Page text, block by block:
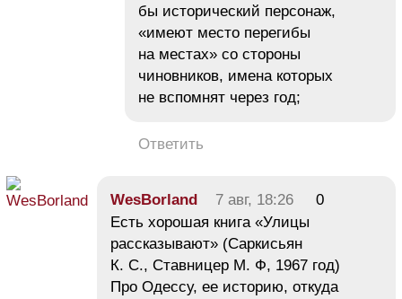
бы исторический персонаж,
«имеют место перегибы
на местах» со стороны
чиновников, имена которых
не вспомнят через год;
Ответить
WesBorland 7 авг, 18:26
0
Есть хорошая книга «Улицы
рассказывают» (Саркисьян
К. С., Ставницер М. Ф, 1967 год)
Про Одессу, ее историю, откуда